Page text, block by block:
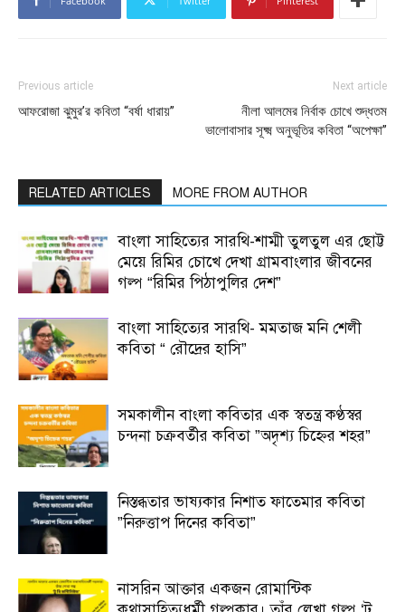
Previous article
আফরোজা ঝুমুর’র কবিতা “বর্ষা ধারায়”
Next article
নীলা আলমের নির্বাক চোখে শুদ্ধতম
ভালোবাসার সূক্ষ্ম অনুভূতির কবিতা “অপেক্ষা”
RELATED ARTICLES MORE FROM AUTHOR
বাংলা সাহিত্যের সারথি-শাম্মী তুলতুল এর ছোট্ট
মেয়ে রিমির চোখে দেখা গ্রামবাংলার জীবনের
গল্প “রিমির পিঠাপুলির দেশ”
বাংলা সাহিত্যের সারথি- মমতাজ মনি শেলী
কবিতা “ রৌদ্রের হাসি”
সমকালীন বাংলা কবিতার এক স্বতন্ত্র কণ্ঠস্বর
চন্দনা চক্রবর্তীর কবিতা ”অদৃশ্য চিহ্নের শহর”
নিস্তব্ধতার ভাষ্যকার নিশাত ফাতেমার কবিতা
”নিরুত্তাপ দিনের কবিতা”
নাসরিন আক্তার একজন রোমান্টিক